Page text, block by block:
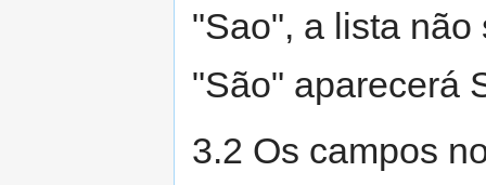
"Sao", a lista
"São" aparecerá
3.2 Os campos